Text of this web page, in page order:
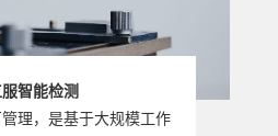
智能检测
理，是基于大规模工作